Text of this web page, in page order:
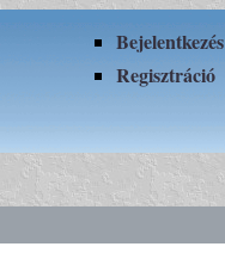
Bejelentkezés
Regisztráció